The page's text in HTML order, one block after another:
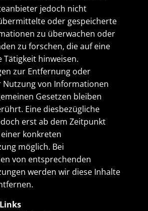
jedoch nicht
oder gespeicherte
zu überwachen oder
zu forschen, die auf eine
Tätigkeit hinweisen.
zur Entfernung oder
Nutzung von Informationen
Gesetzen bleiben
Eine diesbezügliche
erst ab dem Zeitpunkt
konkreten
möglich. Bei
von entsprechenden
werden wir diese Inhalte